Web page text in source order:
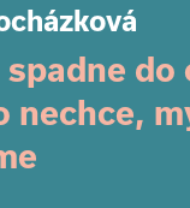
spadne do
nechce,